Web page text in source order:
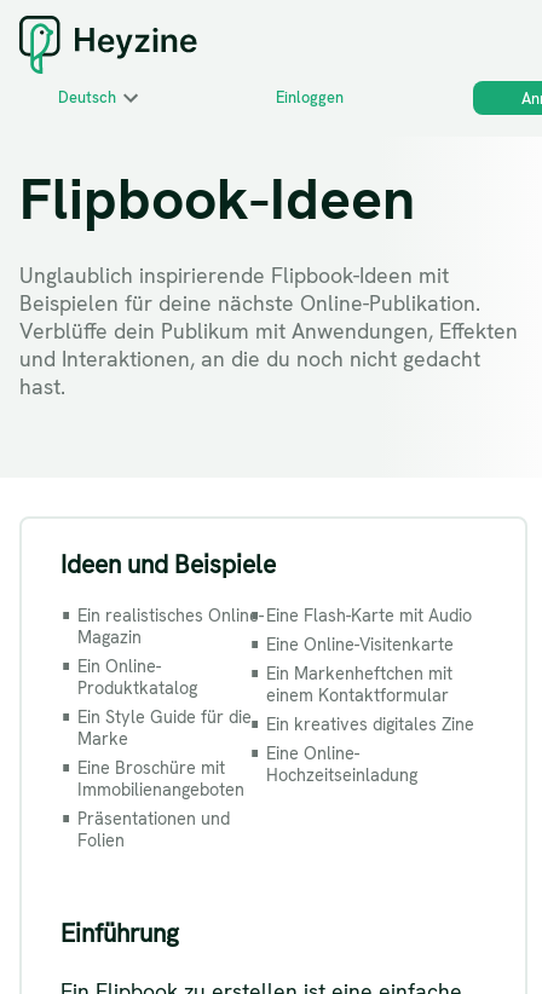
Deutsch Einloggen
Flipbook-Ideen
Unglaublich inspirierende Flipbook-Ideen mit
Beispielen für deine nächste Online-Publikation.
Verblüffe dein Publikum mit Anwendungen, Effekten
und Interaktionen, an die du noch nicht gedacht
hast.
Ideen und Beispiele
Ein realistisches Online-
Magazin
Ein Online-
Produktkatalog
Ein Style Guide für die
Marke
Eine Broschüre mit
Immobilienangeboten
Präsentationen und
Folien
Eine Flash-Karte mit Audio
Eine Online-Visitenkarte
Ein Markenheftchen mit
einem Kontaktformular
Ein kreatives digitales Zine
Eine Online-
Hochzeitseinladung
Einführung